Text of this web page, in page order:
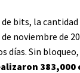
bits, la
noviembre de
días. Sin
383,000